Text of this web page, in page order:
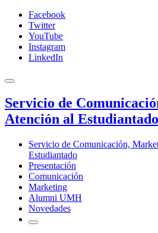
Facebook
Twitter
YouTube
Instagram
LinkedIn
Servicio de
Atención al Estudiantado
Servicio de Comunicación,
Estudiantado
Presentación
Comunicación
Marketing
Alumni UMH
Novedades